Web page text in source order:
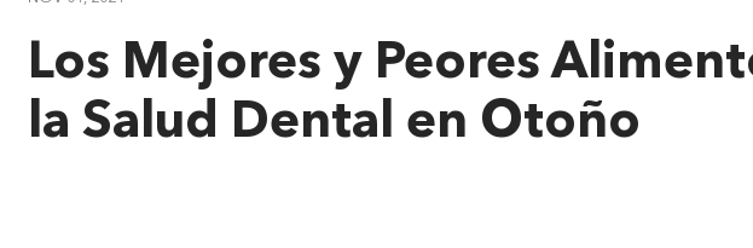
Los Mejores y Peores
la Salud Dental en Otoño